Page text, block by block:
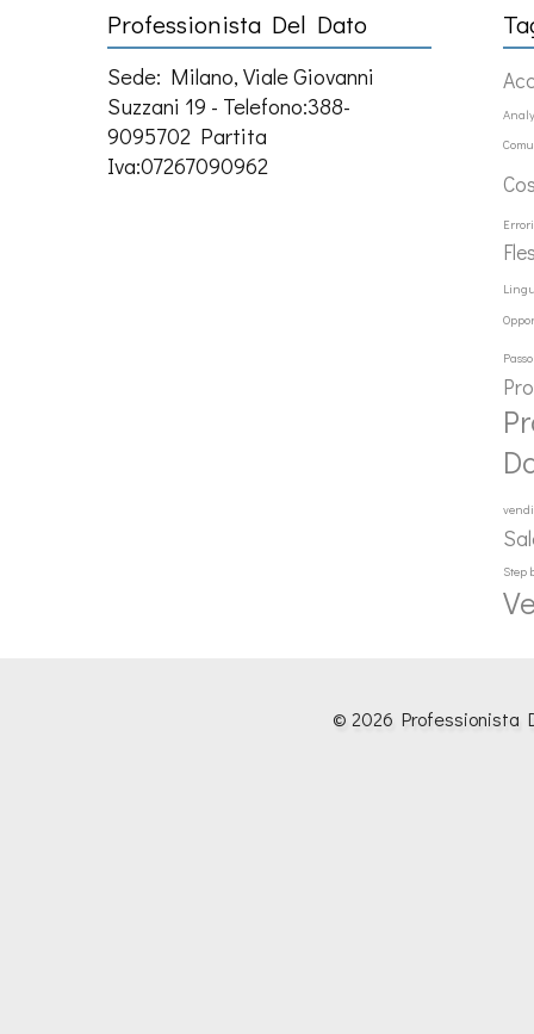
Professionista Del Dato
Sede: Milano, Viale Giovanni
Suzzani 19 - Telefono:388-
9095702 Partita
Iva:07267090962
Errori
Passo
Step
© 2026 Professionista